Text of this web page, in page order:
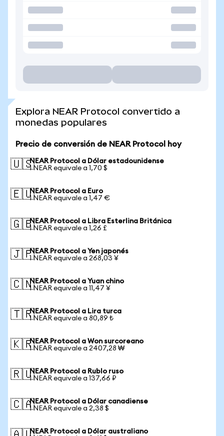
Explora NEAR Protocol convertido a
monedas populares
Precio de conversión de NEAR Protocol hoy
🇺🇸NEAR Protocol a Dólar estadounidense
1 NEAR equivale a 1,70 $
🇪🇺NEAR Protocol a Euro
1 NEAR equivale a 1,47 €
🇬🇧NEAR Protocol a Libra Esterlina Británica
1 NEAR equivale a 1,26 £
🇯🇵NEAR Protocol a Yen japonés
1 NEAR equivale a 268,03 ¥
🇨🇳NEAR Protocol a Yuan chino
1 NEAR equivale a 11,47 ¥
🇹🇷NEAR Protocol a Lira turca
1 NEAR equivale a 80,89 ₺
🇰🇷NEAR Protocol a Won surcoreano
1 NEAR equivale a 2407,28 ₩
🇷🇺NEAR Protocol a Rublo ruso
1 NEAR equivale a 137,66 ₽
🇨🇦NEAR Protocol a Dólar canadiense
1 NEAR equivale a 2,38 $
NEAR Protocol a Dólar australiano